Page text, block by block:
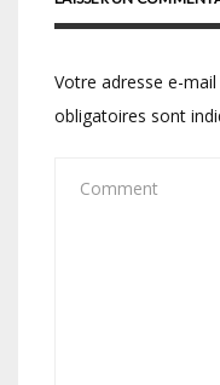
Votre adresse e-
obligatoires sont